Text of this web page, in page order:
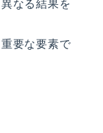
要な要素で